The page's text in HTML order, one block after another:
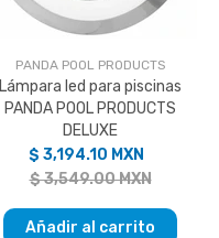
PANDA POOL PRODUCTS
Lámpara led para piscinas
PANDA POOL PRODUCTS
DELUXE
$ 3,194.10 MXN
$ 3,549.00 MXN
Añadir al carrito